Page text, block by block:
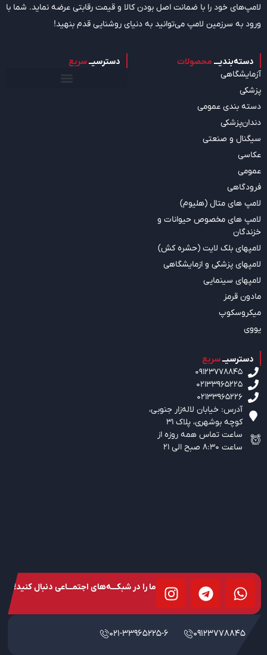
لامپ‌های خود را با ضمانت اصل بودن کالا و قیمت رقابتی عرضه نماید. شما با
ورود به سرزمین لامپ می‌توانید به دنیای روشنایی قدم بنهید!
دسته‌بندیـــ محصولات
آزمایشگاهی
پزشکی
دسته بندی عمومی
دندان‌پزشکی
سیگنال و صنعتی
عکاسی
عمومی
فرودگاهی
لامپ های متال (هلیوم)
لامپ های مخصوص حیوانات و
خزندگان
لامپهای بلک لایت (حشره کش)
لامپهای پزشکی و ازمایشگاهی
لامپهای سینمایی
مادون قرمز
میکروسکوپ
یووی
دسترسیــسریع
دسترسیــسریع
09123778845
02133965225
02133965226
آدرس: خیابان لاله‌زار جنوبی،‌
کوچه بوشهری، پلاک 31
ساعت تماس همه روزه از
ساعت 8:30 صبح الی 21
ما را در شبکـــه‌های اجتمـــاعی دنبال کنید!
09123778845
021-33965225-6